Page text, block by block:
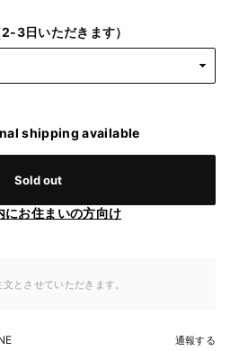
3日いただきます）
shipping available
Sold out
にお住まいの方向け
とさせていただきます。
通報する